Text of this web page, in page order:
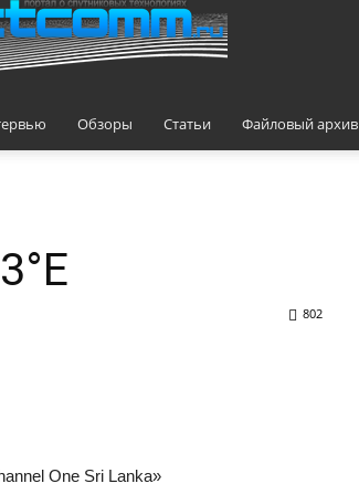
Обзоры Статьи Файловый архив
802
One Sri Lanka»